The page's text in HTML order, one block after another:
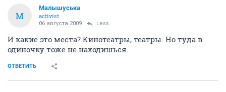
М
Малышуська
activist
06 августа 2009 Less
И какие это места? Кинотеатры, театры. Но туда в
одиночку тоже не находишься.
ОТВЕТИТЬ